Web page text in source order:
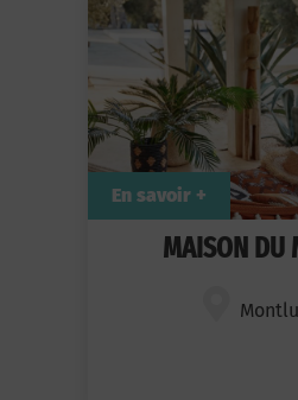
MAISON DU
En savoir +